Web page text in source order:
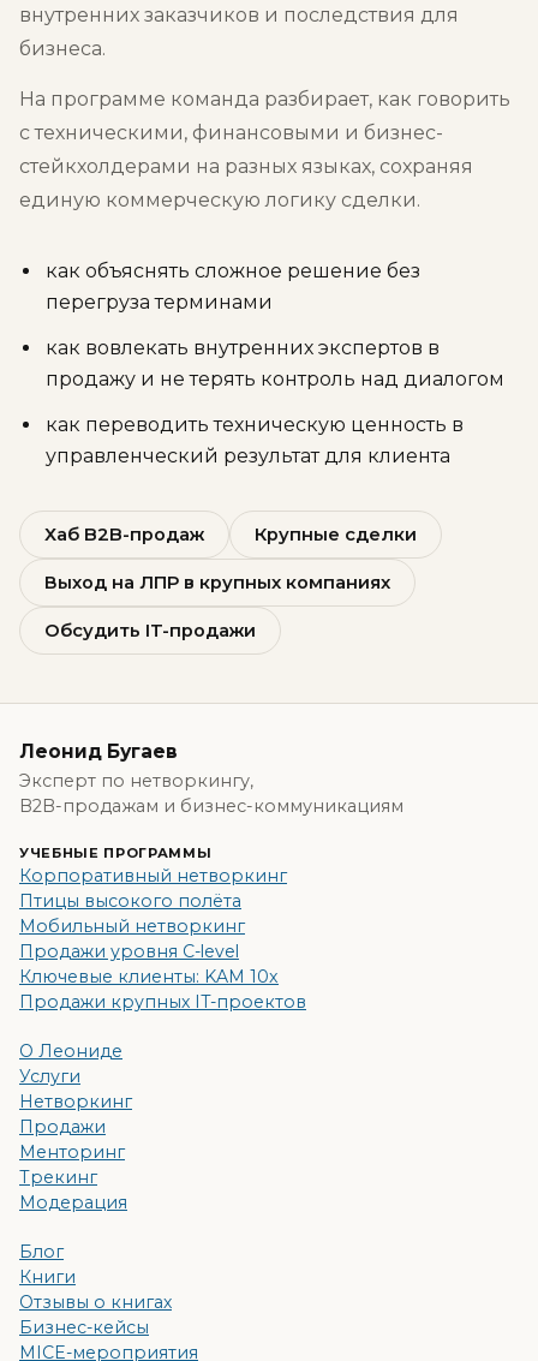
внутренних заказчиков и последствия для
бизнеса.
На программе команда разбирает, как говорить
с техническими, финансовыми и бизнес-
стейкхолдерами на разных языках, сохраняя
единую коммерческую логику сделки.
как объяснять сложное решение без
перегруза терминами
как вовлекать внутренних экспертов в
продажу и не терять контроль над диалогом
как переводить техническую ценность в
управленческий результат для клиента
Хаб B2B-продаж Крупные сделки
Выход на ЛПР в крупных компаниях
Обсудить IT-продажи
Леонид Бугаев
Эксперт по нетворкингу,
B2B-продажам и бизнес-коммуникациям
УЧЕБНЫЕ ПРОГРАММЫ
Корпоративный нетворкинг
Птицы высокого полёта
Мобильный нетворкинг
Продажи уровня C-level
Ключевые клиенты: KAM 10x
Продажи крупных IT-проектов
О Леониде
Услуги
Нетворкинг
Продажи
Менторинг
Трекинг
Модерация
Блог
Книги
Отзывы о книгах
Бизнес-кейсы
MICE-мероприятия